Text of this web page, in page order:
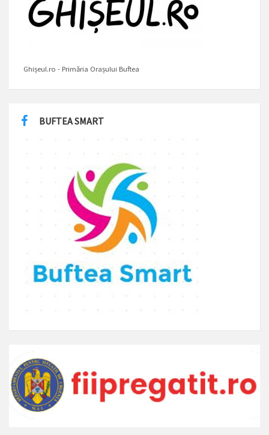
Ghișeul.ro - Primăria Orașului Buftea
BUFTEA SMART